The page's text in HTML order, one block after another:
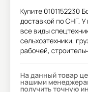
Купите 0101152230
доставкой по СНГ. У
все виды
сельхозтехники,
рабочей,
На данный товар
нашими
получить точную